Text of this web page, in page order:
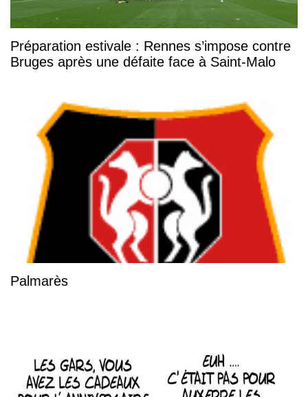
Préparation estivale : Rennes s’impose contre
Bruges après une défaite face à Saint-Malo
Palmarès